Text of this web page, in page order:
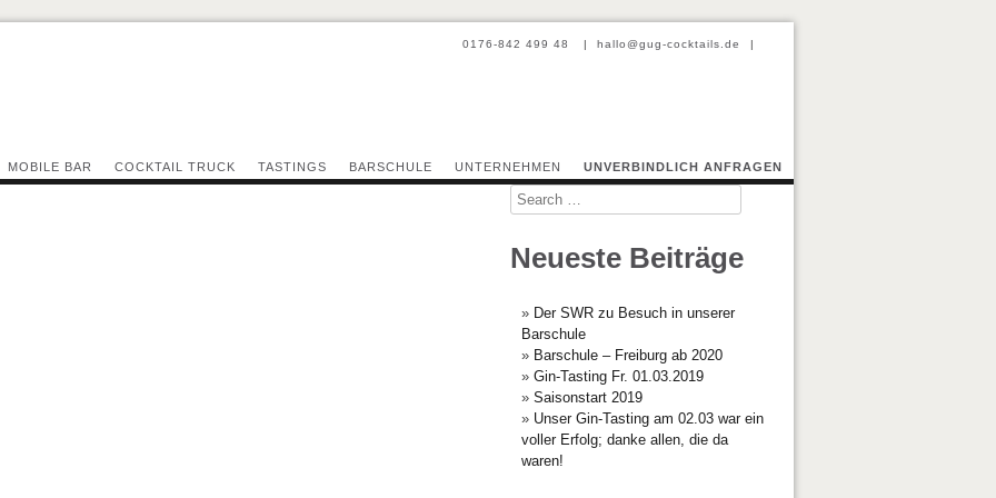
0176-842 499 48 | hallo@gug-cocktails.de |
MOBILE BAR COCKTAIL TRUCK TASTINGS BARSCHULE UNTERNEHMEN UNVERBINDLICH ANFRAGEN
Search
Neueste Beiträge
Der SWR zu Besuch in unserer
Barschule
Barschule – Freiburg ab 2020
Gin-Tasting Fr. 01.03.2019
Saisonstart 2019
Unser Gin-Tasting am 02.03 war ein
voller Erfolg; danke allen, die da
waren!